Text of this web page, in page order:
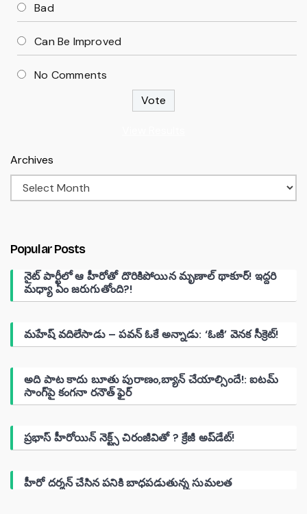
Bad
Can Be Improved
No Comments
Archives
Popular Posts
నైట్ పార్టీలో ఆ హీరోతో దొరికిపోయిన మృణాల్ థాకూర్! ఇద్దరి
మధ్యా ఏం జరుగుతోంది?!
మహేష్ వదిలేసాడు – పవన్ ఓకే అన్నాడు: ‘ఓజీ’ వెనక సీక్రెట్!
అది పాట కాదు బూతు పురాణం,బ్యాన్ చేయాల్సిందే!: ఐటమ్
సాంగ్‌పై కంగనా రనౌత్ ఫైర్
ప్రభాస్ హీరోయిన్ నెక్ట్స్ చిరంజీవితో ? క్రేజీ అప్‌డేట్!
హీరో దర్శన్ చేసిన పనికి బాధపడుతున్న సుమలత